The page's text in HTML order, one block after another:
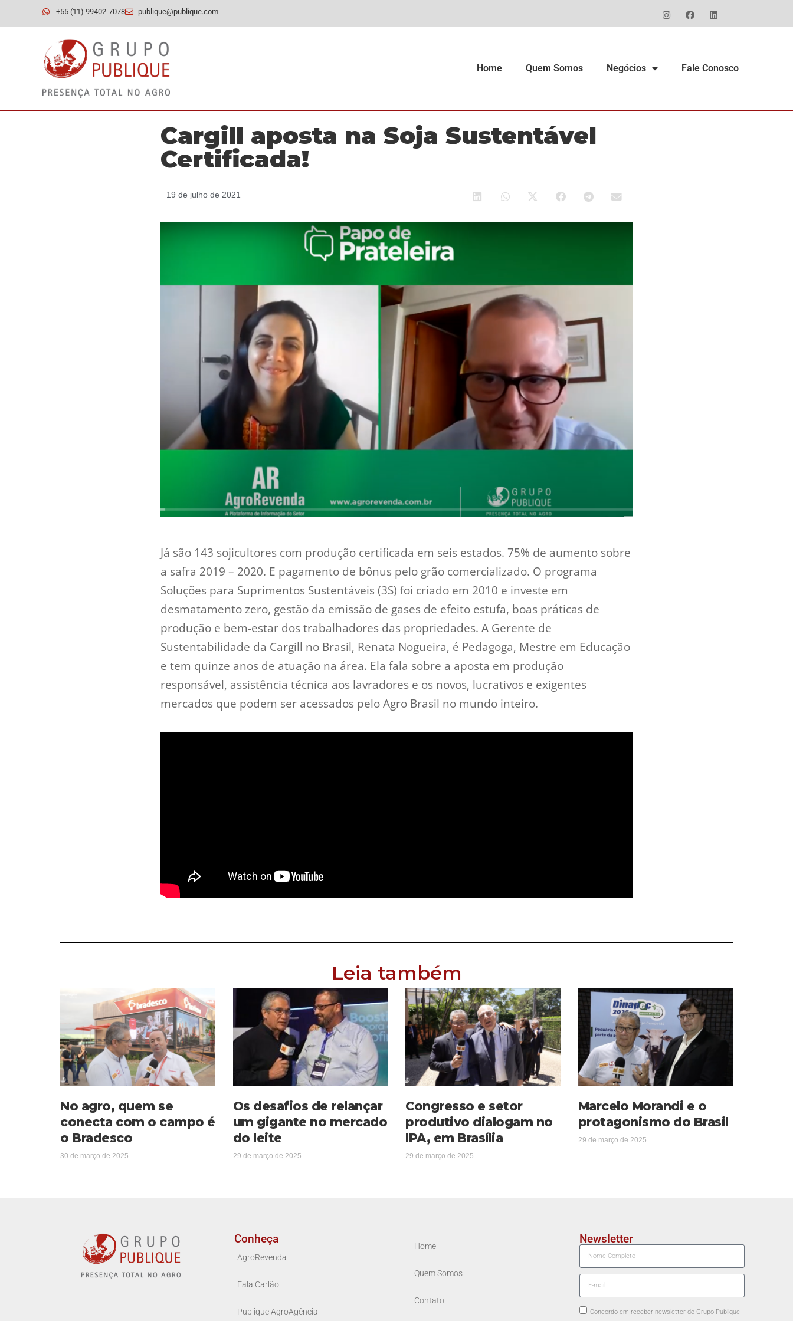
+55 (11) 99402-7078 publique@publique.com
Home Quem Somos Negócios Fale Conosco
Cargill aposta na Soja Sustentável
Certificada!
19 de julho de 2021
Já são 143 sojicultores com produção certificada em seis estados. 75% de aumento sobre
a safra 2019 – 2020. E pagamento de bônus pelo grão comercializado. O programa
Soluções para Suprimentos Sustentáveis (3S) foi criado em 2010 e investe em
desmatamento zero, gestão da emissão de gases de efeito estufa, boas práticas de
produção e bem-estar dos trabalhadores das propriedades. A Gerente de
Sustentabilidade da Cargill no Brasil, Renata Nogueira, é Pedagoga, Mestre em Educação
e tem quinze anos de atuação na área. Ela fala sobre a aposta em produção
responsável, assistência técnica aos lavradores e os novos, lucrativos e exigentes
mercados que podem ser acessados pelo Agro Brasil no mundo inteiro.
Leia também
No agro, quem se
conecta com o campo é
o Bradesco
30 de março de 2025
Os desafios de relançar
um gigante no mercado
do leite
29 de março de 2025
Congresso e setor
produtivo dialogam no
IPA, em Brasília
29 de março de 2025
Marcelo Morandi e o
protagonismo do Brasil
29 de março de 2025
Conheça
AgroRevenda
Fala Carlão
Publique AgroAgência
Home
Quem Somos
Contato
Newsletter
Concordo em receber newsletter do Grupo Publique